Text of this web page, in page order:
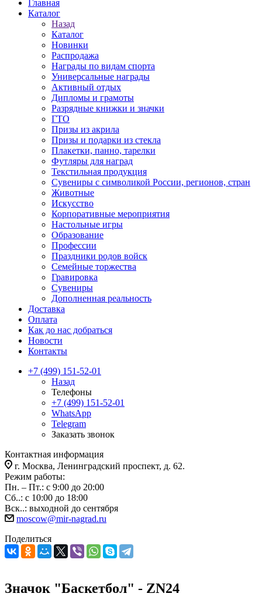
Главная
Каталог
Назад
Каталог
Новинки
Распродажа
Награды по видам спорта
Универсальные награды
Активный отдых
Дипломы и грамоты
Разрядные книжки и значки
ГТО
Призы из акрила
Призы и подарки из стекла
Плакетки, панно, тарелки
Футляры для наград
Текстильная продукция
Сувениры с символикой России, регионов, стран
Животные
Искусство
Корпоративные мероприятия
Настольные игры
Образование
Профессии
Праздники родов войск
Семейные торжества
Гравировка
Сувениры
Дополненная реальность
Доставка
Оплата
Как до нас добраться
Новости
Контакты
+7 (499) 151-52-01
Назад
Телефоны
+7 (499) 151-52-01
WhatsApp
Telegram
Заказать звонок
Контактная информация
г. Москва, Ленинградский проспект, д. 62.
Режим работы:
Пн. – Пт.: с 9:00 до 20:00
Сб..: с 10:00 до 18:00
Вск..: выходной до сентября
moscow@mir-nagrad.ru
Поделиться
Значок "Баскетбол" - ZN24